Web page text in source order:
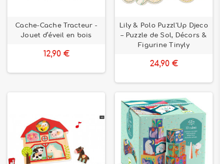
Cache-Cache Tracteur -
Jouet d’éveil en bois
12,90 €
Lily & Polo Puzzl'Up Djeco
– Puzzle de Sol, Décors &
Figurine Tinyly
24,90 €